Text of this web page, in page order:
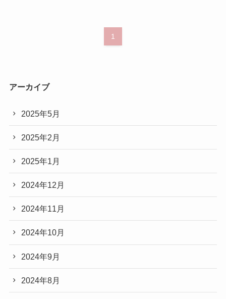
1
アーカイブ
2025年5月
2025年2月
2025年1月
2024年12月
2024年11月
2024年10月
2024年9月
2024年8月